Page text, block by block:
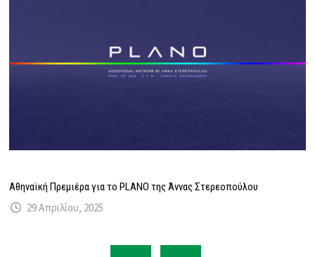
Αθηναϊκή Πρεμιέρα για το PLANO της Άννας Στερεοπούλου
29 Απριλίου, 2025